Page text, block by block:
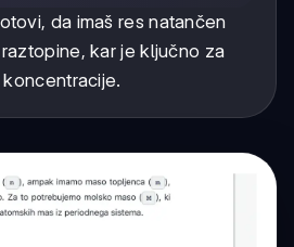
da imaš res natančen
kar je ključno za